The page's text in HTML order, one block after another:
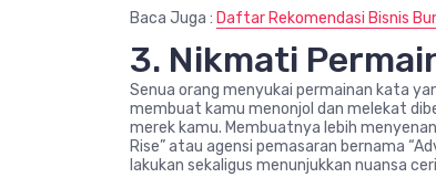
Baca Juga : Daftar Rekomendasi Bisnis
3. Nikmati
Senua orang menyukai permainan kata
membuat kamu menonjol dan melekat
merek kamu. Membuatnya lebih
Rise” atau agensi pemasaran bernama
lakukan sekaligus menunjukkan nuansa